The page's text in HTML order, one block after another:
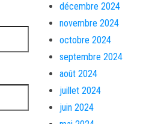
décembre 2024
novembre 2024
octobre 2024
septembre 2024
août 2024
juillet 2024
juin 2024